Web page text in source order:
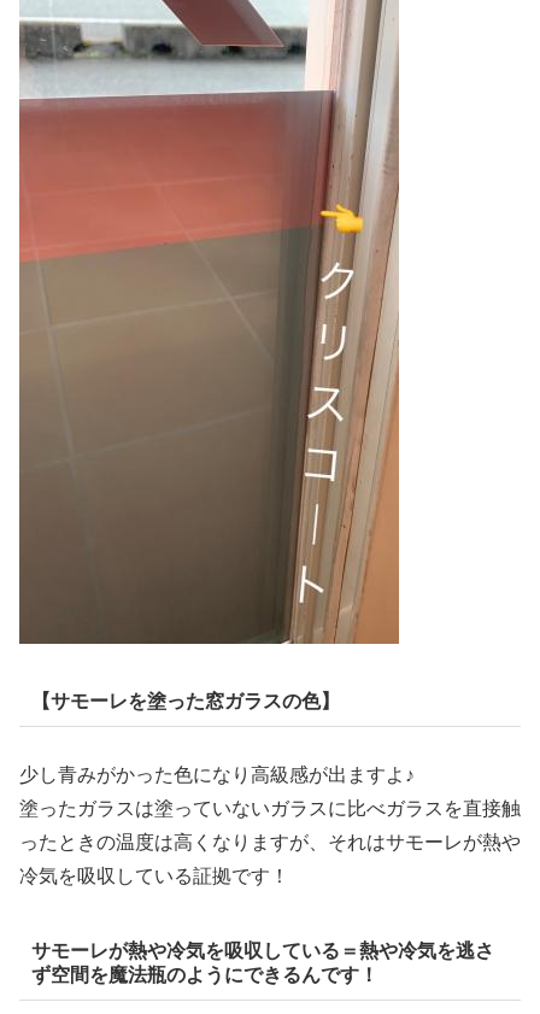
【サモーレを塗った窓ガラスの色】
少し青みがかった色になり高級感が出ますよ♪
塗ったガラスは塗っていないガラスに比べガラスを直接触
ったときの温度は高くなりますが、それはサモーレが熱や
冷気を吸収している証拠です！
サモーレが熱や冷気を吸収している＝熱や冷気を逃さ
ず空間を魔法瓶のようにできるんです！